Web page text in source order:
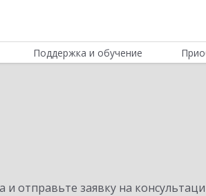
Поддержка и обучение
отправьте заявку на